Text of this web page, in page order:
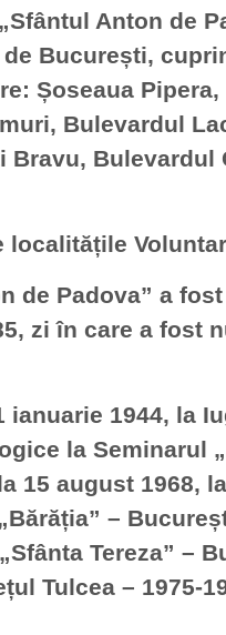
Anton de
București,
Șoseaua
Bulevardul
Bravu, Bulevardul
localitățile
de Padova” a
zi în care a fost
ianuarie 1944, la
la Seminarul
15 august 1968,
–
Tereza” –
Tulcea – 1975-